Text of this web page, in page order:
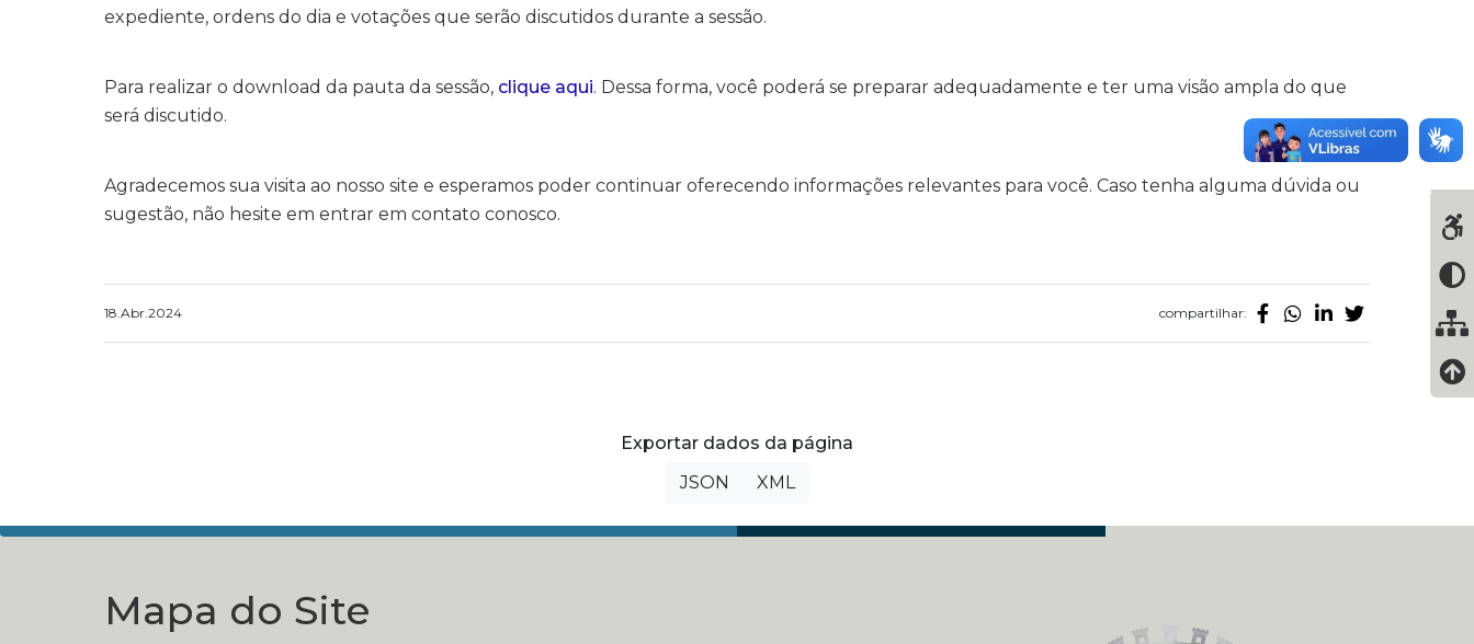
expediente, ordens do dia e votações que serão discutidos durante a sessão.
Para realizar o download da pauta da sessão, clique aqui. Dessa forma, você poderá se preparar adequadamente e ter uma visão ampla do que
será discutido.
Agradecemos sua visita ao nosso site e esperamos poder continuar oferecendo informações relevantes para você. Caso tenha alguma dúvida ou
sugestão, não hesite em entrar em contato conosco.
18.Abr.2024 compartilhar:
Exportar dados da página
JSON
XML
Mapa do Site